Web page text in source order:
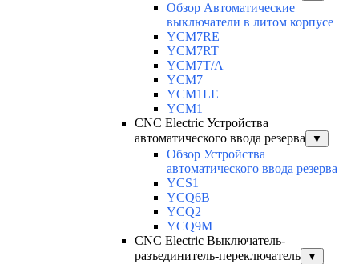
Обзор Автоматические
выключатели в литом корпусе
YCM7RE
YCM7RT
YCM7T/A
YCM7
YCM1LE
YCM1
CNC Electric Устройства
автоматического ввода резерва
▼
Обзор Устройства
автоматического ввода резерва
YCS1
YCQ6B
YCQ2
YCQ9M
CNC Electric Выключатель-
разъединитель-переключатель
▼